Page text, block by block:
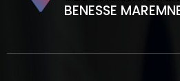
BENESSE